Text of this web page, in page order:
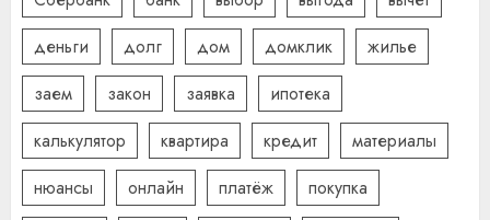
деньги
долг дом домклик
жилье
заем
закон заявка
ипотека
калькулятор
квартира кредит
материалы
нюансы
онлайн платёж
покупка